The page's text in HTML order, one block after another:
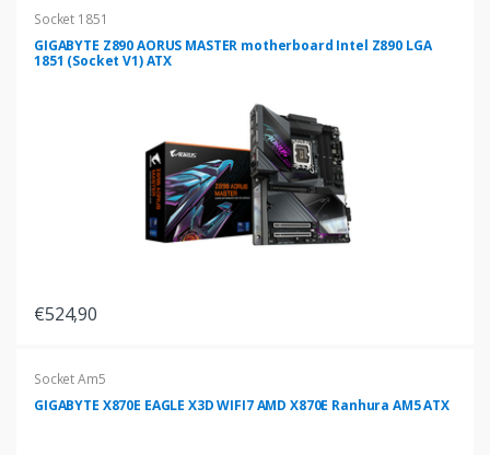
Socket 1851
GIGABYTE Z890 AORUS MASTER motherboard Intel Z890 LGA
1851 (Socket V1) ATX
€524,90
Socket Am5
GIGABYTE X870E EAGLE X3D WIFI7 AMD X870E Ranhura AM5 ATX